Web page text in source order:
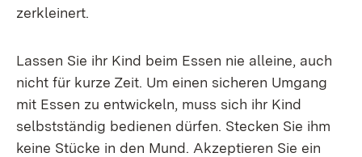
zerkleinert.
Lassen Sie ihr Kind beim Essen nie alleine, auch
nicht für kurze Zeit. Um einen sicheren Umgang
mit Essen zu entwickeln, muss sich ihr Kind
selbstständig bedienen dürfen. Stecken Sie ihm
keine Stücke in den Mund. Akzeptieren Sie ein